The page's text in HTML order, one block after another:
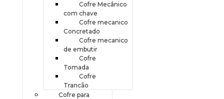
Cofre Mecânico
com chave
Cofre mecanico
Concretado
Cofre mecanico
de embutir
Cofre
Tomada
Cofre
Trancão
Cofre para